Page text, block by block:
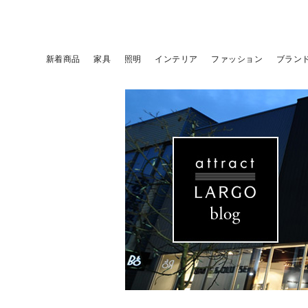
新着商品 家具 照明 インテリア ファッション ブラン